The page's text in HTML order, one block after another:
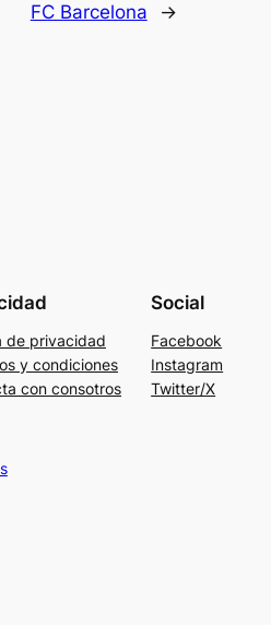
FC Barcelona
→
de privacidad
y condiciones
con consotros
Social
Facebook
Instagram
Twitter/X